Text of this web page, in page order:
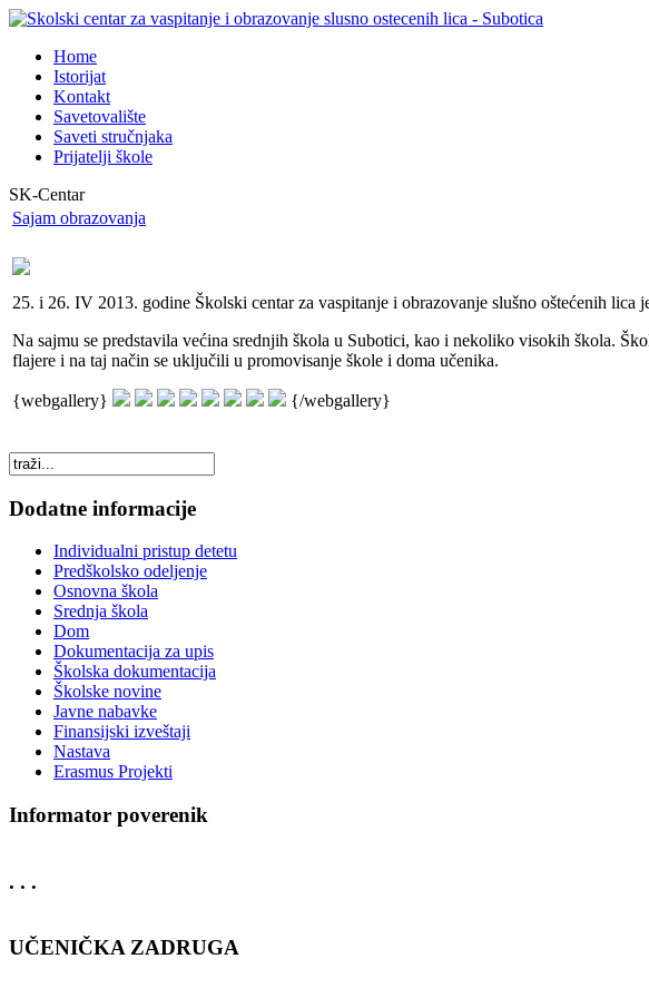
Home
Istorijat
Kontakt
Savetovalište
Saveti stručnjaka
Prijatelji škole
SK-Centar
Sajam obrazovanja
25. i 26. IV 2013. godine Školski centar za vaspitanje i obrazovanje slušno oštećenih
Na sajmu se predstavila većina srednjih škola u Subotici, kao i nekoliko visokih škola.
flajere i na taj način se uključili u promovisanje škole i doma učenika.
{webgallery} {/webgallery}
Dodatne informacije
Individualni pristup detetu
Predškolsko odeljenje
Osnovna škola
Srednja škola
Dom
Dokumentacija za upis
Školska dokumentacija
Školske novine
Javne nabavke
Finansijski izveštaji
Nastava
Erasmus Projekti
Informator poverenik
. . .
UČENIČKA ZADRUGA